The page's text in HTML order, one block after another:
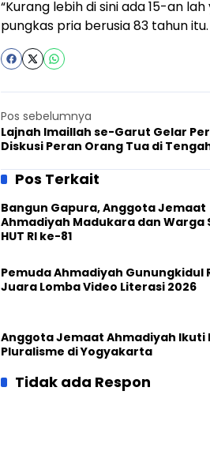
“Kurang lebih di sini ada 15-an
pungkas pria berusia 83 tahun itu.
Pos sebelumnya
Lajnah Imaillah se-Garut Gelar
Diskusi Peran Orang Tua di
Pos Terkait
Bangun Gapura, Anggota Jemaat
Ahmadiyah Madukara dan Warga
HUT RI ke-81
Pemuda Ahmadiyah Gunungkidul
Juara Lomba Video Literasi 2026
Anggota Jemaat Ahmadiyah Ikuti
Pluralisme di Yogyakarta
Tidak ada Respon